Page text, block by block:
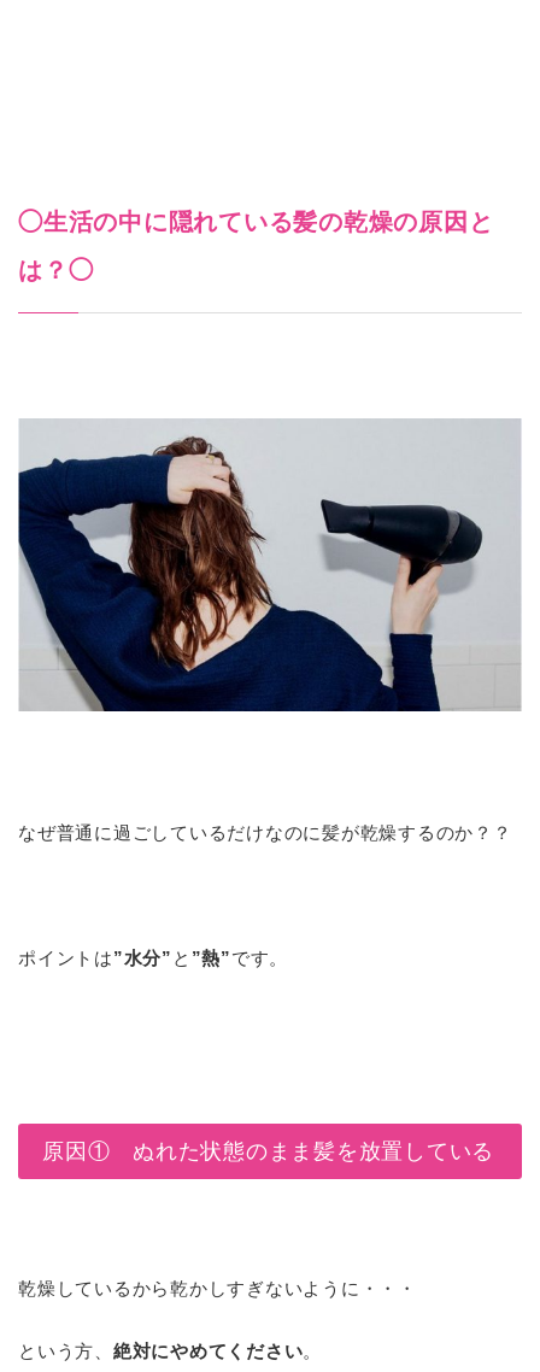
◯生活の中に隠れている髪の乾燥の原因と
は？◯
なぜ普通に過ごしているだけなのに髪が乾燥するのか？？
ポイントは”水分” と ”熱”です。
原因① ぬれた状態のまま髪を放置している
乾燥しているから乾かしすぎないように・・・
という方、 絶対にやめてください。